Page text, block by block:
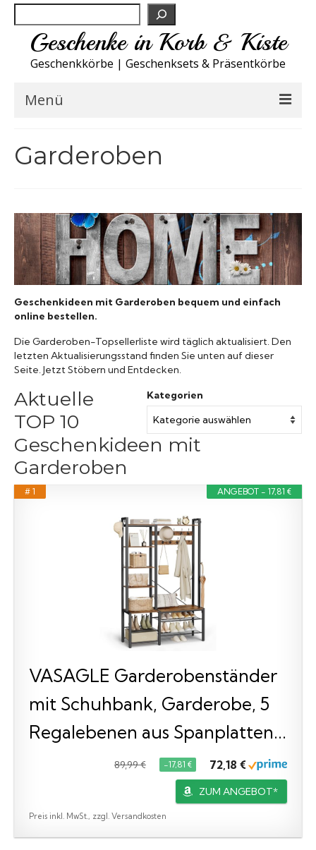
Geschenke in Korb & Kiste
Geschenkkörbe | Geschenksets & Präsentkörbe
Menü
Spirituosen
Sport
Wohnen
Garderoben
Geschenkideen mit Garderoben bequem und einfach
online bestellen.
Die Garderoben-Topsellerliste wird täglich aktualisiert. Den
letzten Aktualisierungsstand finden Sie unten auf dieser
Seite. Jetzt Stöbern und Entdecken.
Kategorien
Aktuelle
TOP 10
Geschenkideen mit
Garderoben
ANGEBOT - 17,81 €
# 1
VASAGLE Garderobenständer
mit Schuhbank, Garderobe, 5
Regalebenen aus Spanplatten...
89,99 € −17,81 € 72,18 €
ZUM ANGEBOT*
Preis inkl. MwSt., zzgl. Versandkosten